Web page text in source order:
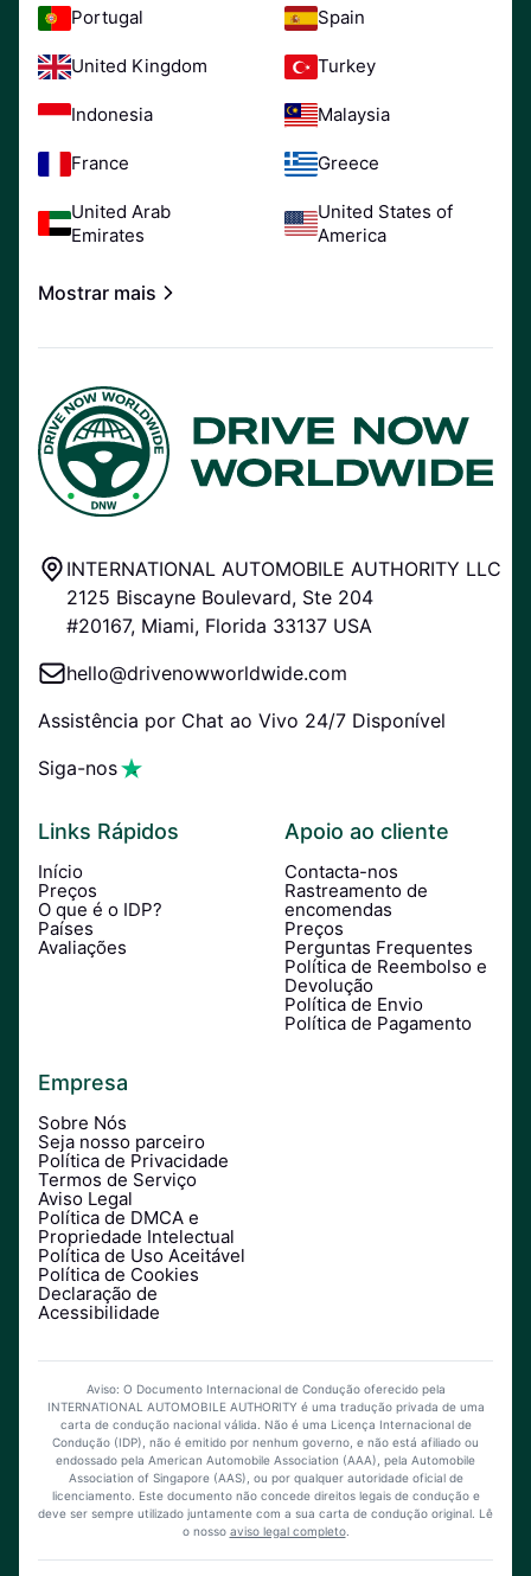
Portugal Spain
United Kingdom Turkey
Indonesia Malaysia
France Greece
United Arab
Emirates
United States of
America
Mostrar mais
INTERNATIONAL AUTOMOBILE AUTHORITY LLC
2125 Biscayne Boulevard, Ste 204
#20167, Miami, Florida 33137 USA
hello@drivenowworldwide.com
Assistência por Chat ao Vivo 24/7 Disponível
Siga-nos
Links Rápidos
Início
Preços
O que é o IDP?
Países
Avaliações
Apoio ao cliente
Contacta-nos
Rastreamento de
encomendas
Preços
Perguntas Frequentes
Política de Reembolso e
Devolução
Política de Envio
Política de Pagamento
Empresa
Sobre Nós
Seja nosso parceiro
Política de Privacidade
Termos de Serviço
Aviso Legal
Política de DMCA e
Propriedade Intelectual
Política de Uso Aceitável
Política de Cookies
Declaração de
Acessibilidade
Aviso: O Documento Internacional de Condução oferecido pela
INTERNATIONAL AUTOMOBILE AUTHORITY é uma tradução privada de uma
carta de condução nacional válida. Não é uma Licença Internacional de
Condução (IDP), não é emitido por nenhum governo, e não está afiliado ou
endossado pela American Automobile Association (AAA), pela Automobile
Association of Singapore (AAS), ou por qualquer autoridade oficial de
licenciamento. Este documento não concede direitos legais de condução e
deve ser sempre utilizado juntamente com a sua carta de condução original. Lê
o nosso aviso legal completo.